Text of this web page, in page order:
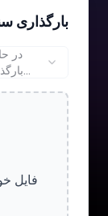
بارگذاری
در
بارگذاری...
فایل